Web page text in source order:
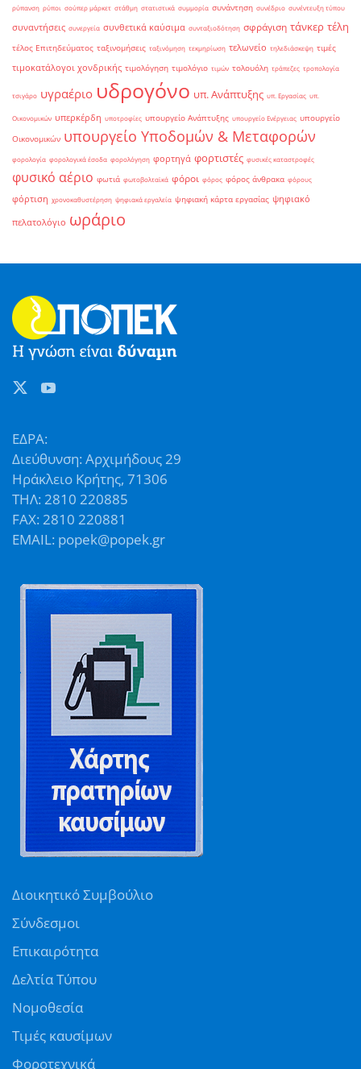
ρύπανση ρύποι σούπερ μάρκετ στάθμη στατιστικά συμμορία συνάντηση συνέδριο συνέντευξη τύπου
συναντήσεις συνεργεία συνθετικά καύσιμα συνταξιοδότηση σφράγιση τάνκερ τέλη
τέλος Επιτηδεύματος ταξινομήσεις ταξινόμηση τεκμηρίωση τελωνείο τηλεδιάσκεψη τιμές
τιμοκατάλογοι χονδρικής τιμολόγηση τιμολόγιο τιμών τολουόλη τράπεζες τροπολογία
τσιγάρο υγραέριο υδρογόνο υπ. Ανάπτυξης υπ. Εργασίας υπ.
Οικονομικών υπερκέρδη υποτροφίες υπουργείο Ανάπτυξης υπουργείο Ενέργειας υπουργείο
Οικονομικών υπουργείο Υποδομών & Μεταφορών
φορολογία φορολογικά έσοδα φορολόγηση φορτηγά φορτιστές φυσικές καταστροφές
φυσικό αέριο φωτιά φωτοβολταϊκά φόροι φόρος φόρος άνθρακα φόρους
φόρτιση χρονοκαθυστέρηση ψηφιακά εργαλεία ψηφιακή κάρτα εργασίας ψηφιακό
πελατολόγιο ωράριο
ΕΔΡΑ:
Διεύθυνση: Αρχιμήδους 29
Ηράκλειο Κρήτης, 71306
ΤΗΛ: 2810 220885
FAX: 2810 220881
EMAIL: popek@popek.gr
Διοικητικό Συμβούλιο
Σύνδεσμοι
Επικαιρότητα
Δελτία Τύπου
Νομοθεσία
Τιμές καυσίμων
Φοροτεχνικά